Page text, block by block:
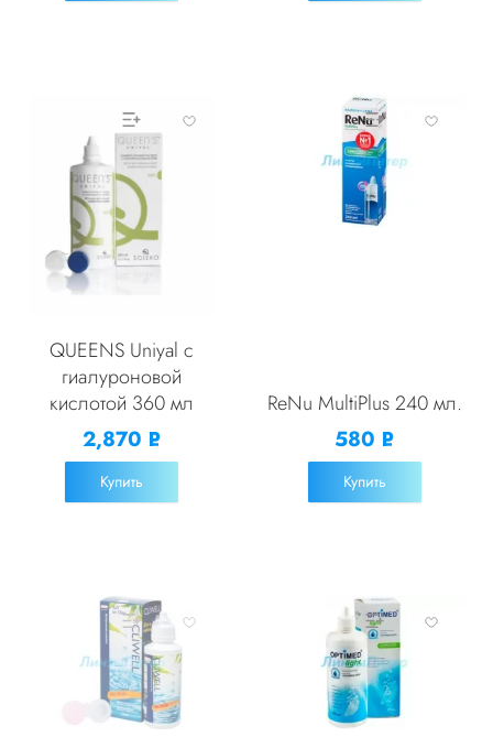
QUEENS Uniyal с
гиалуроновой
кислотой 360 мл
2,870 Р
УБ.
Купить
ReNu MultiPlus 240 мл.
580 Р
УБ.
Купить